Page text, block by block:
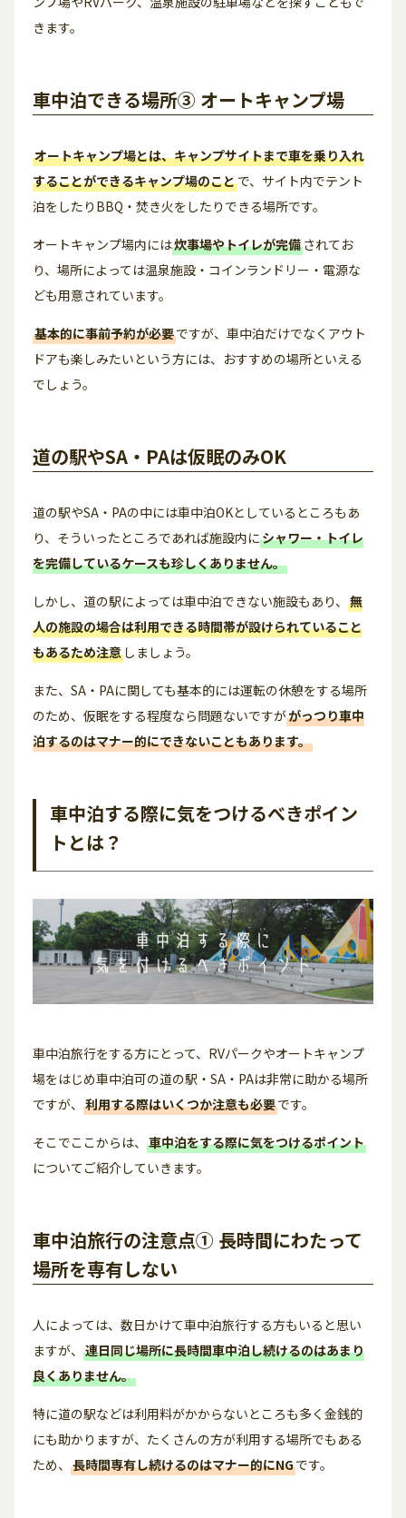
きます。
車中泊できる場所③ オートキャンプ場
オートキャンプ場とは、キャンプサイトまで車を乗り入れ
することができるキャンプ場のことで、サイト内でテント
泊をしたりBBQ・焚き火をしたりできる場所です。
オートキャンプ場内には炊事場やトイレが完備されてお
り、場所によっては温泉施設・コインランドリー・電源な
ども用意されています。
基本的に事前予約が必要ですが、車中泊だけでなくアウト
ドアも楽しみたいという方には、おすすめの場所といえる
でしょう。
道の駅やSA・PAは仮眠のみOK
道の駅やSA・PAの中には車中泊OKとしているところもあ
り、そういったところであれば施設内にシャワー・トイレ
を完備しているケースも珍しくありません。
しかし、道の駅によっては車中泊できない施設もあり、無
人の施設の場合は利用できる時間帯が設けられていること
もあるため注意 しましょう。
また、SA・PAに関しても基本的には運転の休憩をする場所
のため、仮眠をする程度なら問題ないですががっつり車中
泊するのはマナー的にできないこともあります。
車中泊する際に気をつけるべきポイン
トとは？
車中泊旅行をする方にとって、RVパークやオートキャンプ
場をはじめ車中泊可の道の駅・SA・PAは非常に助かる場所
ですが、利用する際はいくつか注意も必要です。
そこでここからは、車中泊をする際に気をつけるポイント
についてご紹介していきます。
車中泊旅行の注意点① 長時間にわたって
場所を専有しない
人によっては、数日かけて車中泊旅行する方もいると思い
ますが、連日同じ場所に長時間車中泊し続けるのはあまり
良くありません。
特に道の駅などは利用料がかからないところも多く金銭的
にも助かりますが、たくさんの方が利用する場所でもある
ため、長時間専有し続けるのはマナー的にNGです。